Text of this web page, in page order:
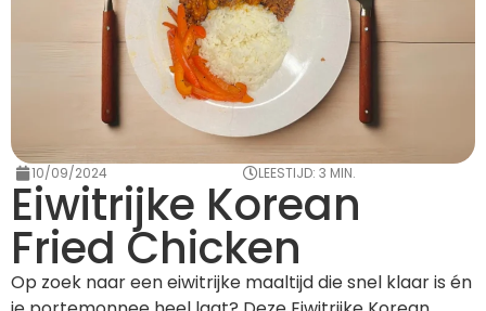
10/09/2024 LEESTIJD: 3 MIN.
Eiwitrijke Korean
Fried Chicken
Op zoek naar een eiwitrijke maaltijd die snel klaar is én